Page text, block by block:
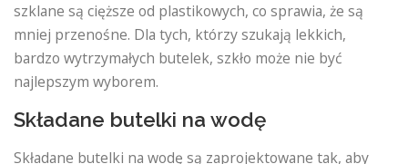
szklane są cięższe od plastikowych, co sprawia, że ​​są
mniej przenośne. Dla tych, którzy szukają lekkich,
bardzo wytrzymałych butelek, szkło może nie być
najlepszym wyborem.
Składane butelki na wodę
Składane butelki na wodę są zaprojektowane tak, aby